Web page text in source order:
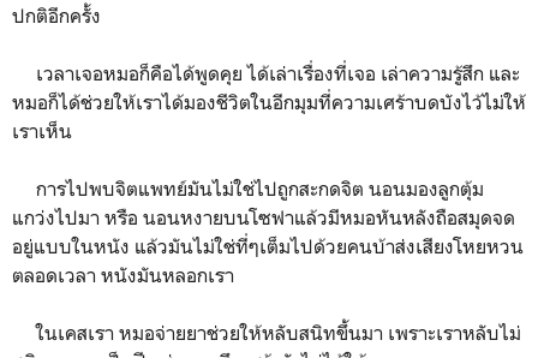
ปกติอีกครั้ง
เวลาเจอหมอก็คือได้พูดคุย ได้เล่าเรื่องที่เจอ เล่าความรู้สึก และ
หมอก็ได้ช่วยให้เราได้มองชีวิตในอีกมุมที่ความเศร้าบดบังไว้ไม่ให้
เราเห็น
การไปพบจิตแพทย์มันไม่ใช่ไปถูกสะกดจิต นอนมองลูกตุ้ม
แกว่งไปมา หรือ นอนหงายบนโซฟาแล้วมีหมอหันหลังถือสมุดจด
อยู่แบบในหนัง แล้วมันไม่ใช่ที่ๆเต็มไปด้วยคนบ้าส่งเสียงโหยหวน
ตลอดเวลา หนังมันหลอกเรา
ในเคสเรา หมอจ่ายยาช่วยให้หลับสนิทขึ้นมา เพราะเราหลับไม่